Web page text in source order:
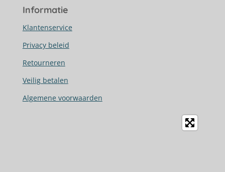
Informatie
Klantenservice
Privacy beleid
Retourneren
Veilig betalen
Algemene voorwaarden